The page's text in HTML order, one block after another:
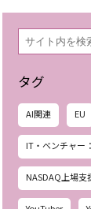
対策
検
索
タグ
AI関連 EU
IT・ベンチャー
NASDAQ上場支